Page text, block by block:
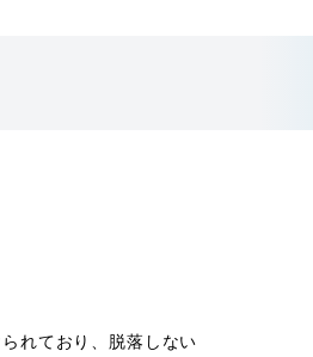
れており、脱落しない